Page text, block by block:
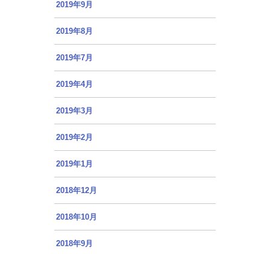
2019年9月
2019年8月
2019年7月
2019年4月
2019年3月
2019年2月
2019年1月
2018年12月
2018年10月
2018年9月